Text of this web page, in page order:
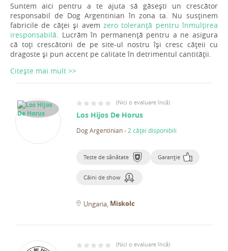
Suntem aici pentru a te ajuta să găsești un crescător
responsabil de Dog Argentinian în zona ta. Nu susținem
fabricile de căței și avem zero toleranță pentru înmulțirea
iresponsabilă . Lucrăm în permanență pentru a ne asigura
că toți crescătorii de pe site-ul nostru își cresc cățeii cu
dragoste și pun accent pe calitate în detrimentul cantității.
Citește mai mult >>
(Nici o evaluare încă)
Los Hijos De Horus
Dog Argentinian- 2 căței disponibili
Teste de sănătate Garanție
Câini de show
Ungaria Miskolc
(Nici o evaluare încă)